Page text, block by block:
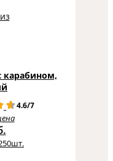
карабином,
4.6/7